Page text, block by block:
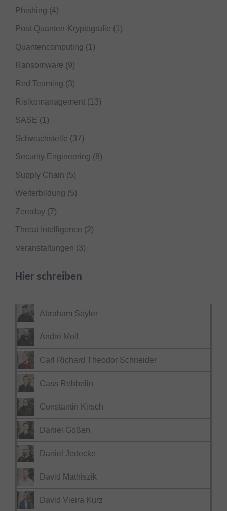
Phishing (4)
Post-Quanten-Kryptografie (1)
Quantencomputing (1)
Ransomware (9)
Red Teaming (3)
Risikomanagement (13)
SASE (1)
Schwachstelle (37)
Security Engineering (8)
Supply Chain (5)
Weiterbildung (5)
Zeroday (7)
Threat Intelligence (2)
Veranstaltungen (3)
Hier schreiben
Abraham Söyler
André Moll
Carl Richard Theodor Schneider
Cass Rebbelin
Constantin Kirsch
Daniel Goßen
Daniel Jedecke
David Mathiszik
David Vieira Kurz